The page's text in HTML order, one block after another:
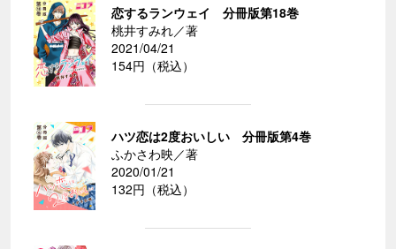
恋するランウェイ 分冊版第18巻
桃井すみれ／著
2021/04/21
154円（税込）
ハツ恋は2度おいしい 分冊版第4巻
ふかさわ映／著
2020/01/21
132円（税込）